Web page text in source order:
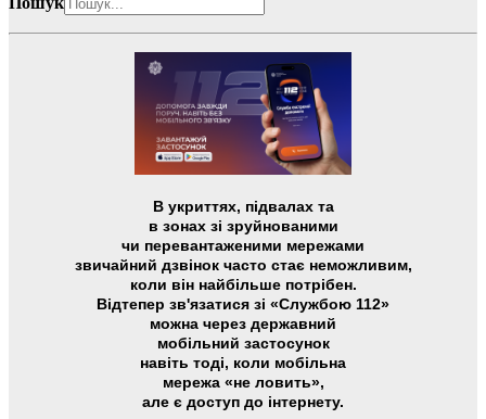
В укриттях, підвалах та
в зонах зі зруйнованими
чи перевантаженими мережами
звичайний дзвінок часто стає неможливим,
коли він найбільше потрібен.
Відтепер зв'язатися зі «Службою 112»
можна через державний
мобільний застосунок
навіть тоді, коли мобільна
мережа «не ловить»,
але є доступ до інтернету.